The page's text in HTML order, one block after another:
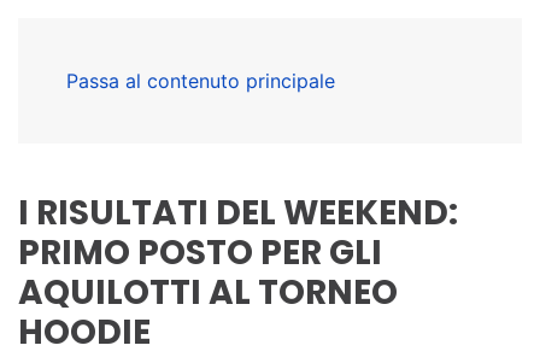
Passa al contenuto principale
I RISULTATI DEL WEEKEND:
PRIMO POSTO PER GLI
AQUILOTTI AL TORNEO
HOODIE